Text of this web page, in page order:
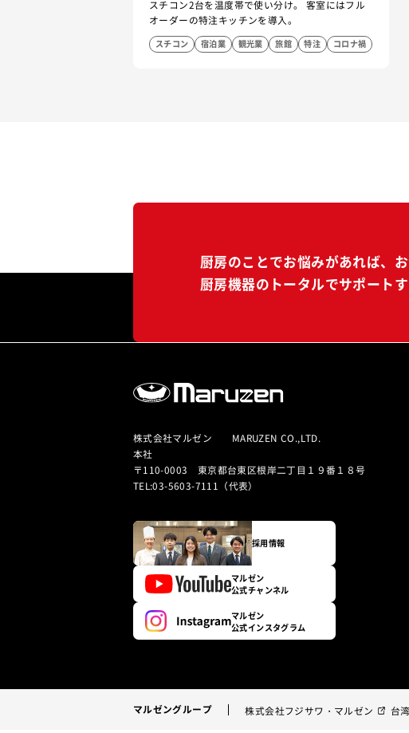
スチコン2台を温度帯で使い分け。 客室にはフル
オーダーの特注キッチンを導入。
スチコン 宿泊業 観光業 旅館 特注 コロナ禍
厨房のことでお悩みがあれば、
厨房機器のトータルでサポート
株式会社マルゼン MARUZEN CO.,LTD.
本社
〒110-0003 東京都台東区根岸二丁目１９番１８号
TEL:03-5603-7111（代表）
採用情報
マルゼン
公式チャンネル
マルゼン
公式インスタグラム
マルゼングループ 株式会社フジサワ・マルゼン 台